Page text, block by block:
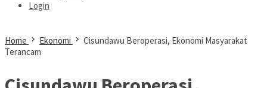
Login
Home Ekonomi
Cisundawu Beroperasi, Ekonomi Masyarakat
Terancam